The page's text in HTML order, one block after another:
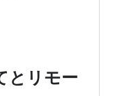
とリモー